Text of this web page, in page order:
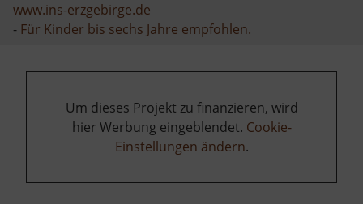
www.ins-erzgebirge.de
- Für Kinder bis sechs Jahre empfohlen.
Um dieses Projekt zu finanzieren, wird
hier Werbung eingeblendet. Cookie-
Einstellungen ändern.